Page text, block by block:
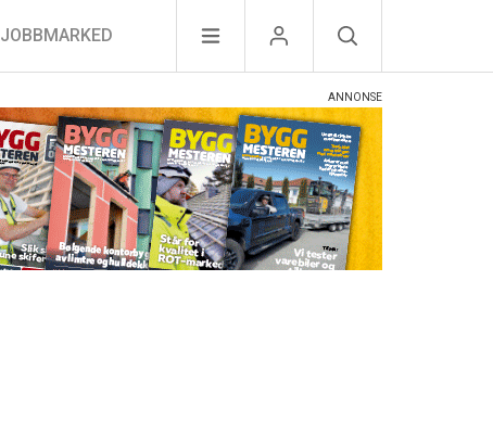
JOBBMARKED